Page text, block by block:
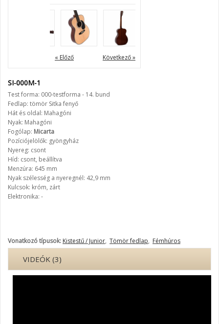
« Előző Következő »
SI-000M-1
Test forma: 000-testforma - 14. bund
Fedlap: tömör Sitka fenyő
Hát és oldal: Mahagóni
Nyak: Mahagóni
Fogólap: Micarta
Pozíciójelölők: gyöngyház
Nyereg: csont
Híd: csont, beállítva
Menzúra: 645 mm
Nyak szélesség a nyeregnél: 42,9 mm
Kulcsok: króm, zárt
Elektronika: -
Vonatkozó típusok: Kistestű / Junior, Tömör fedlap, Fémhúros
VIDEÓK (3)